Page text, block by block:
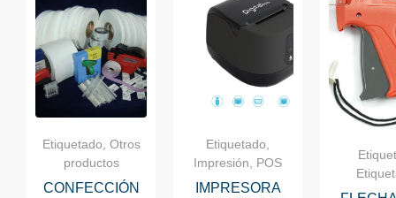
Etiquetado, Otros
productos
CONFECCIÓN
Etiquetado,
Impresión, POS
IMPRESORA